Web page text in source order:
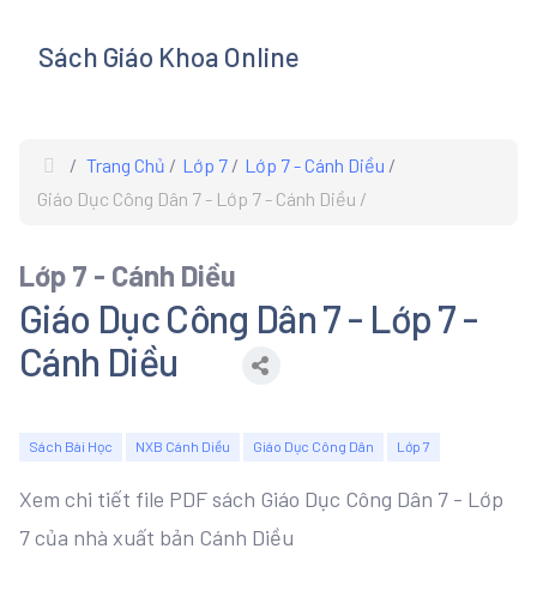
Sách Giáo Khoa Online
Trang Chủ Lớp 7
Lớp 7 - Cánh Diều
Giáo Dục Công Dân 7 - Lớp 7 - Cánh Diều
Lớp 7 - Cánh Diều
Giáo Dục Công Dân 7 - Lớp 7 -
Cánh Diều
Sách Bài Học NXB Cánh Diều Giáo Dục Công Dân Lớp 7
Xem chi tiết file PDF sách Giáo Dục Công Dân 7 - Lớp
7 của nhà xuất bản Cánh Diều